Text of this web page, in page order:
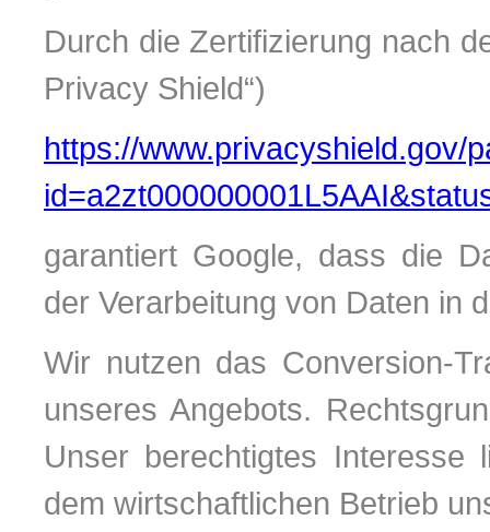
Durch die Zertifizierung nach
Privacy Shield“)
https://www.privacyshield.gov/
garantiert Google, dass die
der Verarbeitung von Daten in
Wir nutzen das Conversion-
unseres Angebots.
Unser berechtigtes Interesse
dem wirtschaftlichen Betrieb